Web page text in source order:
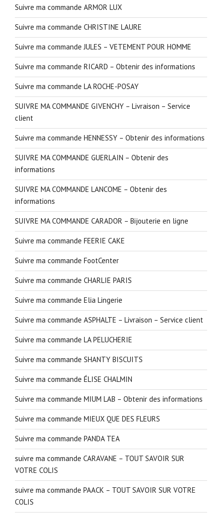
Suivre ma commande ARMOR LUX
Suivre ma commande CHRISTINE LAURE
Suivre ma commande JULES – VETEMENT POUR HOMME
Suivre ma commande RICARD – Obtenir des informations
Suivre ma commande LA ROCHE-POSAY
SUIVRE MA COMMANDE GIVENCHY – Livraison – Service
client
Suivre ma commande HENNESSY – Obtenir des informations
SUIVRE MA COMMANDE GUERLAIN – Obtenir des
informations
SUIVRE MA COMMANDE LANCOME – Obtenir des
informations
SUIVRE MA COMMANDE CARADOR – Bijouterie en ligne
Suivre ma commande FEERIE CAKE
Suivre ma commande FootCenter
Suivre ma commande CHARLIE PARIS
Suivre ma commande Elia Lingerie
Suivre ma commande ASPHALTE – Livraison – Service client
Suivre ma commande LA PELUCHERIE
Suivre ma commande SHANTY BISCUITS
Suivre ma commande ÉLISE CHALMIN
Suivre ma commande MIUM LAB – Obtenir des informations
Suivre ma commande MIEUX QUE DES FLEURS
Suivre ma commande PANDA TEA
suivre ma commande CARAVANE – TOUT SAVOIR SUR
VOTRE COLIS
suivre ma commande PAACK – TOUT SAVOIR SUR VOTRE
COLIS